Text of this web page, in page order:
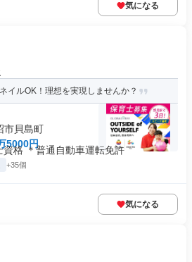
気になる
イルOK！理想を実現しませんか？
市貝島町
5000円
格 ＊普通自動車運転免許
+35個
気になる